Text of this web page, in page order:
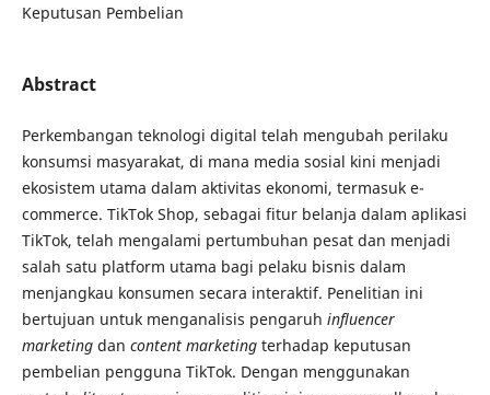
Keputusan Pembelian
Abstract
Perkembangan teknologi digital telah mengubah perilaku
konsumsi masyarakat, di mana media sosial kini menjadi
ekosistem utama dalam aktivitas ekonomi, termasuk e-
commerce. TikTok Shop, sebagai fitur belanja dalam aplikasi
TikTok, telah mengalami pertumbuhan pesat dan menjadi
salah satu platform utama bagi pelaku bisnis dalam
menjangkau konsumen secara interaktif. Penelitian ini
bertujuan untuk menganalisis pengaruh influencer
marketingdan content marketingterhadap keputusan
pembelian pengguna TikTok. Dengan menggunakan